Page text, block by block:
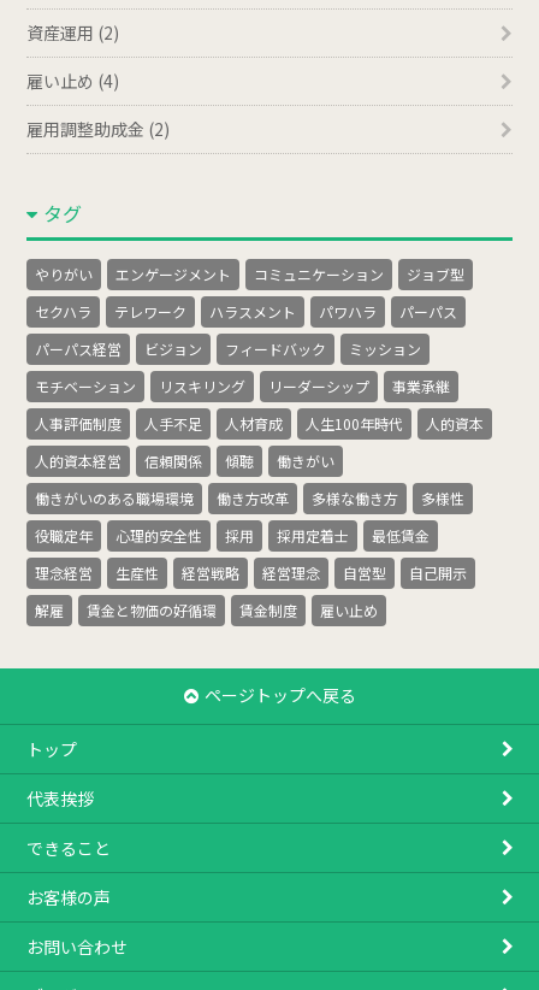
資産運用 (2)
雇い止め (4)
雇用調整助成金 (2)
タグ
やりがい エンゲージメント コミュニケーション
ジョブ型
セクハラ
テレワーク ハラスメント パワハラ
パーパス
パーパス経営
ビジョン フィードバック
ミッション
モチベーション
リスキリング リーダーシップ
事業承継
人事評価制度
人手不足 人材育成 人生100年時代
人的資本
人的資本経営
信頼関係 傾聴
働きがい
働きがいのある職場環境
働き方改革 多様な働き方
多様性
役職定年
心理的安全性 採用 採用定着士
最低賃金
理念経営
生産性 経営戦略 経営理念 自営型
自己開示
解雇
賃金と物価の好循環 賃金制度 雇い止め
ページトップへ戻る
トップ
代表挨拶
できること
お客様の声
お問い合わせ